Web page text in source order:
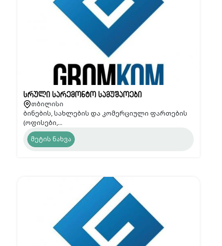
სრული სარემონტო სამუშაოები
თბილისი
ბინების, სახლების და კომერციული ფართების
(ოფისები,...
მეტის ნახვა